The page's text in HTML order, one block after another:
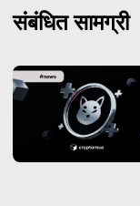
संबंधित सामग्री